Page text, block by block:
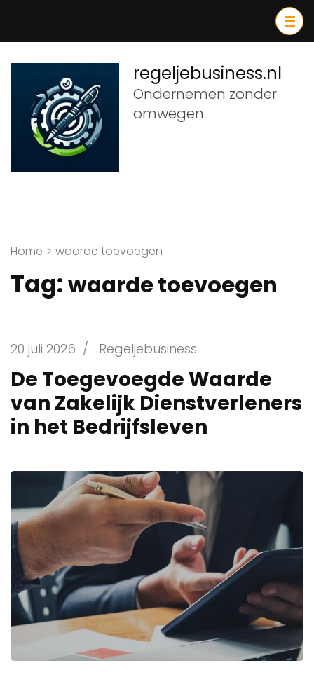
inhoud
(druk
Enter)
regeljebusiness.nl
Ondernemen zonder
omwegen.
Home > waarde toevoegen
Tag:waarde toevoegen
20 juli 2026 / Regeljebusiness
De Toegevoegde Waarde
van Zakelijk Dienstverleners
in het Bedrijfsleven